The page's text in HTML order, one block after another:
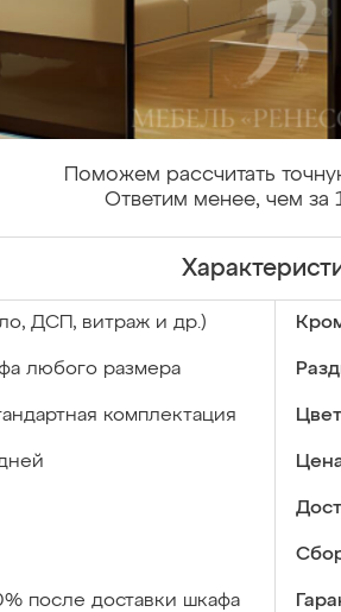
Поможем рассчитать
Ответим менее, чем за
ДСП, витраж и др.)
любого размера
комплектация
после доставки шкафа